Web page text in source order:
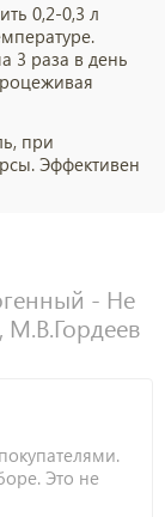
0,2-0,3 л
3 раза в день
при
Эффективен
- Не
Это не